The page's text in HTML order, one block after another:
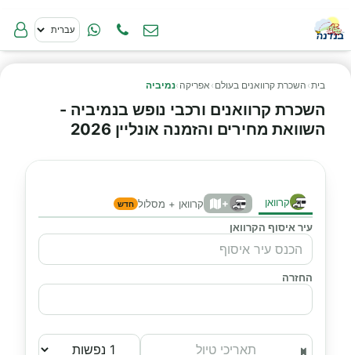
בית› השכרת קרוואנים בעולם › אפריקה ›נמיביה
השכרת קרוואנים ורכבי נופש בנמיביה -
השוואת מחירים והזמנה אונליין 2026
קרוואן + קרוואן + מסלול חדש
עיר איסוף הקרוואן
החזרה